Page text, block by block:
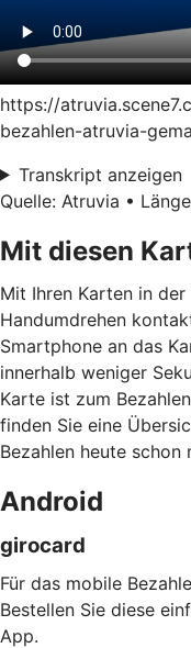
https://
bezahlen-atruvia-
Transkript anzeigen
Quelle: Atruvia •
Mit diesen
Mit Ihren Karten in
Handumdrehen
Smartphone an das
innerhalb weniger
Karte ist zum
finden Sie eine
Bezahlen heute schon
Android
girocard
Für das mobile
Bestellen Sie diese
App.